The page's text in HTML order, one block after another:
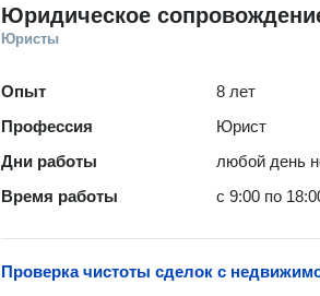
Юридическое
Юристы
Опыт
8 лет
Профессия
Юрист
Дни работы
любой день
Время работы
с 9:00 по
Проверка чистоты сделок с